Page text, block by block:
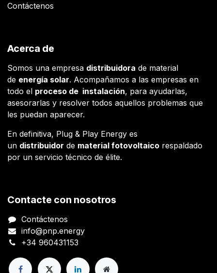
Contáctenos
Acerca de
Somos una empresa distribuidora de material
de energía solar. Acompañamos a las empresas en
todo el proceso de instalación, para ayudarlas,
asesorarlas y resolver todos aquellos problemas que
les puedan aparecer.
En definitiva, Plug & Play Energy es
un distribuidor de material fotovoltaico respaldado
por un servicio técnico de élite.
Contacte con nosotros
Contáctenos
info@pnp.energy
+34 960431153